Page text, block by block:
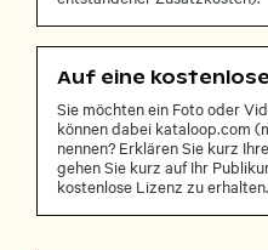
Auf eine
Sie möchten ein Foto oder
können dabei kataloop.com
nennen? Erklären Sie kurz
gehen Sie kurz auf Ihr
kostenlose Lizenz zu erhalten.